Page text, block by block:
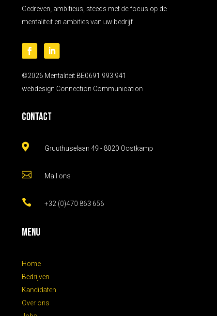
Gedreven, ambitieus, steeds met de focus op de
mentaliteit en ambities van uw bedrijf.
©2026 Mentaliteit BE0691.993.941
webdesign Connection Communication
Contact
 Gruuthuselaan 49 - 8020 Oostkamp
 Mail ons
 +32 (0)470 863 656
Menu
Home
Bedrijven
Kandidaten
Over ons